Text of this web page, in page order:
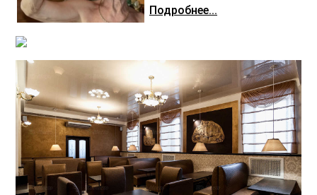
Подробнее...